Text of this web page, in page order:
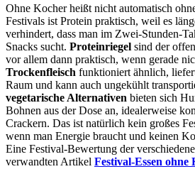
Ohne Kocher heißt nicht automatisch
Festivals ist Protein praktisch, weil es
verhindert, dass man im Zwei-Stunden-
Snacks sucht. Proteinriegel sind der
vor allem dann praktisch, wenn gerade
Trockenfleisch funktioniert ähnlich,
Raum und kann auch ungekühlt
vegetarische Alternativen bieten sich
Bohnen aus der Dose an, idealerweise
Crackern. Das ist natürlich kein großes
wenn man Energie braucht und keinen
Eine Festival-Bewertung der
verwandten Artikel Festival-Essen ohne